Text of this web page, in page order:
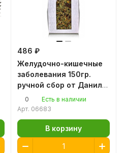
486 ₽
Желудочно-кишечные
заболевания 150гр.
ручной сбор от Данилы
Травника
0
Есть в наличии
Арт. 06683
В корзину